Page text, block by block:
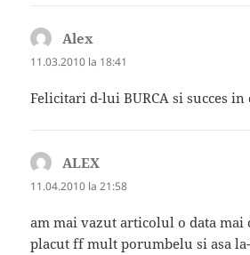
Alex
11.03.2010 la 18:41
Felicitari d-lui BURCA si succes
ALEX
11.04.2010 la 21:58
am mai vazut articolul o data mai
placut ff mult porumbelu si asa